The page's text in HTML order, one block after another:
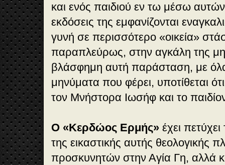
και ενός παιδιού εν τω μέσω
εκδόσεις της εμφανίζονται
γυνή σε περισσότερο «οικεία»
παραπλεύρως, στην αγκάλη της
βλάσφημη αυτή παράσταση, με
μηνύματα που φέρει, υποτίθεται
τον Μνήστορα Ιωσήφ και το
Ο «Κερδώος Ερμής» έχει
της εικαστικής αυτής θεολογικής
προσκυνητών στην Αγία Γη, αλλά